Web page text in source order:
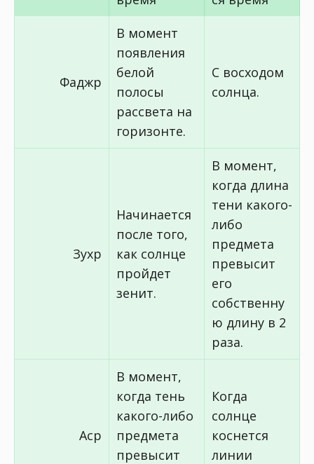
Фаджр
В момент
появления
белой
полосы
рассвета на
горизонте.
С восходом
солнца.
Зухр
Начинается
после того,
как солнце
пройдет
зенит.
В момент,
когда длина
тени какого-
либо
предмета
превысит
его
собственну
ю длину в 2
раза.
Аср
В момент,
когда тень
какого-либо
предмета
превысит
Когда
солнце
коснется
линии